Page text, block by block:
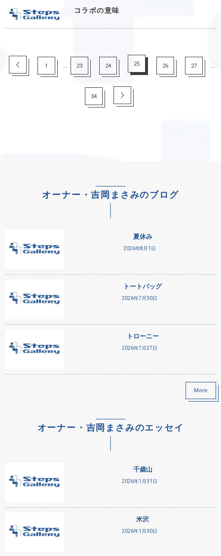
コラボの意味
1 ... 23 24 25 26 27 ...
34
オーナー・吉岡まさみのブログ
夏休み
2026年8月1日
トートバッグ
2026年7月30日
トローニー
2026年7月27日
More
オーナー・吉岡まさみのエッセイ
千歳山
2026年1月31日
米沢
2026年1月30日